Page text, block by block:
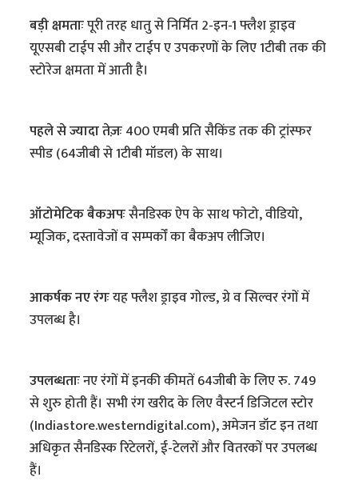
बड़ी क्षमताःपूरी तरह धातु से निर्मित 2-इन-1 फ्लैश ड्राइव
यूएसबी टाईप सी और टाईप ए उपकरणों के लिए 1टीबी तक की
स्टोरेज क्षमता में आती है।
पहले से ज्यादा तेज़ः400 एमबी प्रति सैकिंड तक की ट्रांस्फर
स्पीड (64जीबी से 1टीबी मॉडल) के साथ।
ऑटोमेटिक बैकअपःसैनडिस्क ऐप के साथ फोटो, वीडियो,
म्यूजिक, दस्तावेजों व सम्पर्कों का बैकअप लीजिए।
आकर्षक नए रंगःयह फ्लैश ड्राइव गोल्ड, ग्रे व सिल्वर रंगों में
उपलब्ध है।
उपलब्धताःनए रंगों में इनकी कीमतें 64जीबी के लिए रु. 749
से शुरु होती हैं। सभी रंग खरीद के लिए वैस्टर्न डिजिटल स्टोर
(Indiastore.westerndigital.com), अमेजन डॉट इन तथा
अधिकृत सैनडिस्क रिटेलरों, ई-टेलरों और वितरकों पर उपलब्ध
हैं।